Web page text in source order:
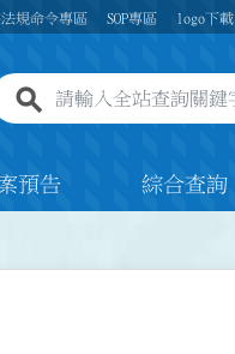
規命令專區 SOP專區 logo下載
全站查詢關鍵字欄位
預告 綜合查詢